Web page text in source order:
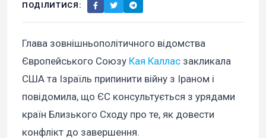
ПОДІЛИТИСЯ:
Глава зовнішньополітичного відомства
Європейського Союзу Кая Каллас закликала
США та Ізраїль припинити війну з Іраном і
повідомила, що ЄС консультується з урядами
країн Близького Сходу про те, як довести
конфлікт до завершення.